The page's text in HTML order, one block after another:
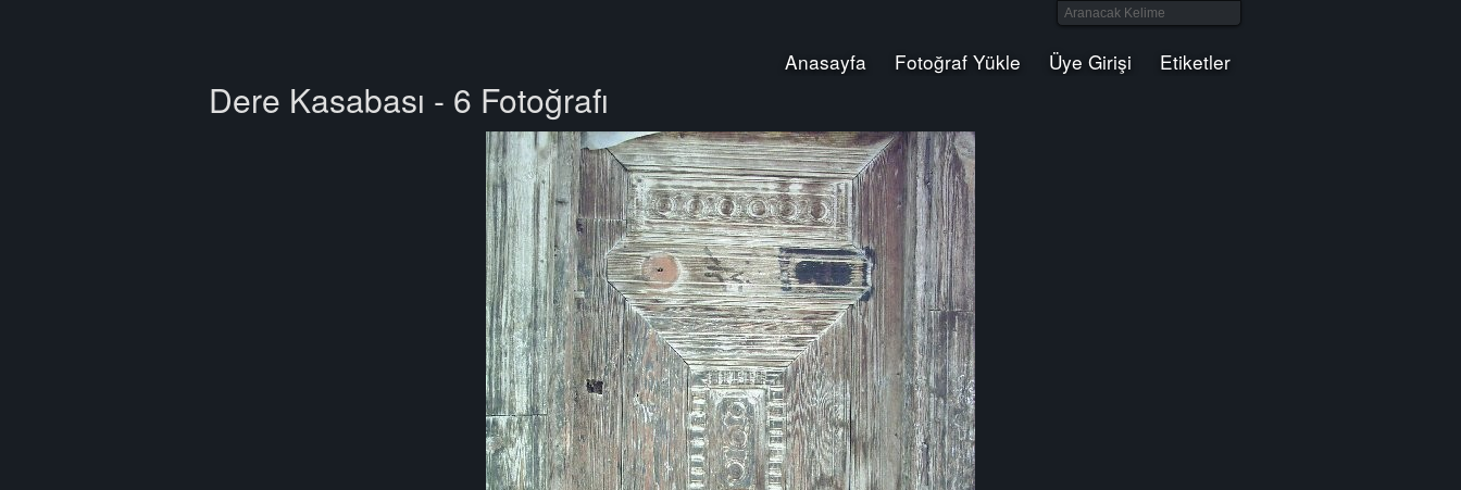
Anasayfa Fotoğraf Yükle Üye Girişi Etiketler
Dere Kasabası - 6 Fotoğrafı